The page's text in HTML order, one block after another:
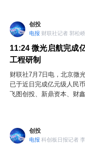
创投
电报 财联社记者 郭松
11:24 微光启航完成
工程研制
财联社7月7日电，北京微
已于近日完成亿元级人民
飞图创投、新鼎资本、财
光一号”全流量液氧甲烷
创投
电报 科创板日报记者